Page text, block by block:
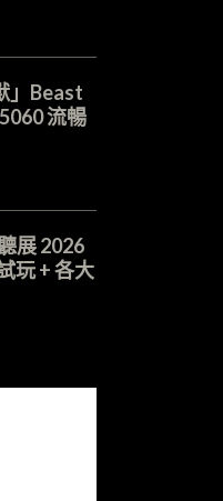
」Beast
流暢
展 2026
玩 + 各大